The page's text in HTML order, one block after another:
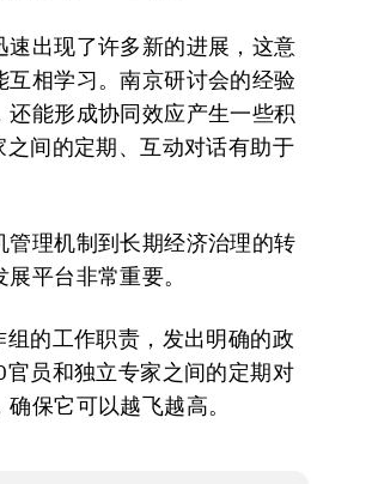
出现了许多新的进展，这意
相学习。南京研讨会的经验
能形成协同效应产生一些积
间的定期、互动对话有助于
理机制到长期经济治理的转
平台非常重要。
的工作职责，发出明确的政
员和独立专家之间的定期对
保它可以越飞越高。